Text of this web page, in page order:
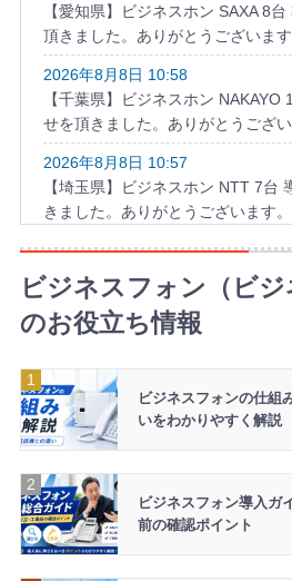
【愛知県】ビジネスホン SAXA 8
頂きました。ありがとうございます
2026年8月8日 10:58
【千葉県】ビジネスホン NAKAYO
せを頂きました。ありがとうござい
2026年8月8日 10:57
【埼玉県】ビジネスホン NTT 7台
きました。ありがとうございます。
2026年8月8日 09:56
【千葉県】ビジネスフォン SAXA 8
を頂きました。ありがとうござい
2026年8月8日 09:51
せを頂きました。ありがとうござい
ビジネスフォン（ビ
のお役立ち情報
ビジネスフォンの仕組
いをわかりやすく解説
ビジネスフォン導入ガ
前の確認ポイント